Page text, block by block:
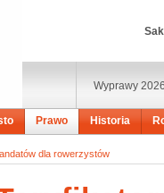
Wyprawy
Prawo Historia
dla rowerzystów